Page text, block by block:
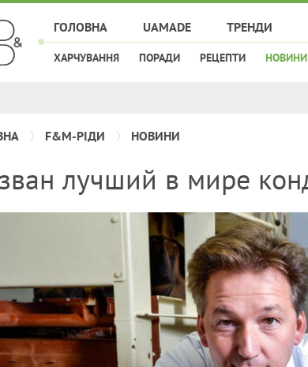
ГОЛОВНА UAMADE ТРЕНДИ
ХАРЧУВАННЯ ПОРАДИ РЕЦЕПТИ НОВИНИ
F&M-РІДИ НОВИНИ
лучший в мире